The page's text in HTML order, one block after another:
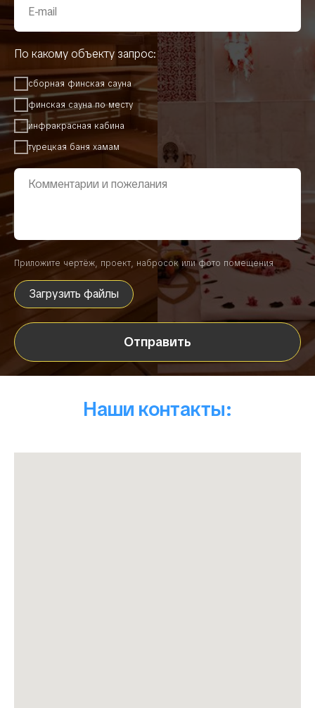
По какому объекту запрос:
сборная финская сауна
финская сауна по месту
инфракрасная кабина
турецкая баня хамам
Приложите чертёж, проект, набросок или фото помещения
Загрузить файлы
Отправить
Наши контакты: